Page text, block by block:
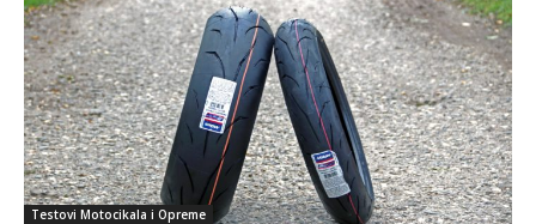
Testovi Motocikala i Opreme